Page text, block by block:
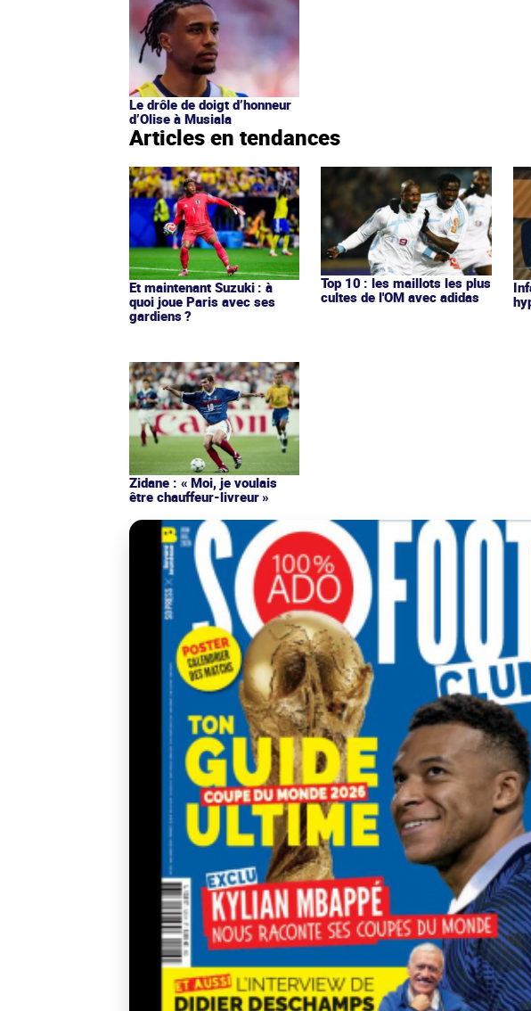
Le drôle de doigt d’honneur
d’Olise à Musiala
Articles en tendances
Et maintenant Suzuki : à
quoi joue Paris avec ses
gardiens ?
Top 10 : les maillots les plus
cultes de l'OM avec adidas
Zidane : « Moi, je voulais
être chauffeur-livreur »